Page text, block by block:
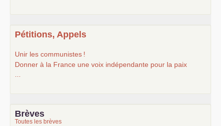
Pétitions, Appels
Unir les communistes !
Donner à la France une voix indépendante pour la paix
...
Brèves
Toutes les brèves